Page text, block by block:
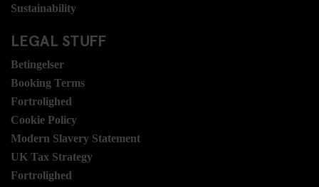
Sustainability
LEGAL STUFF
Betingelser
Booking Terms
Fortrolighed
Cookie Policy
Modern Slavery Statement
UK Tax Strategy
Fortrolighed